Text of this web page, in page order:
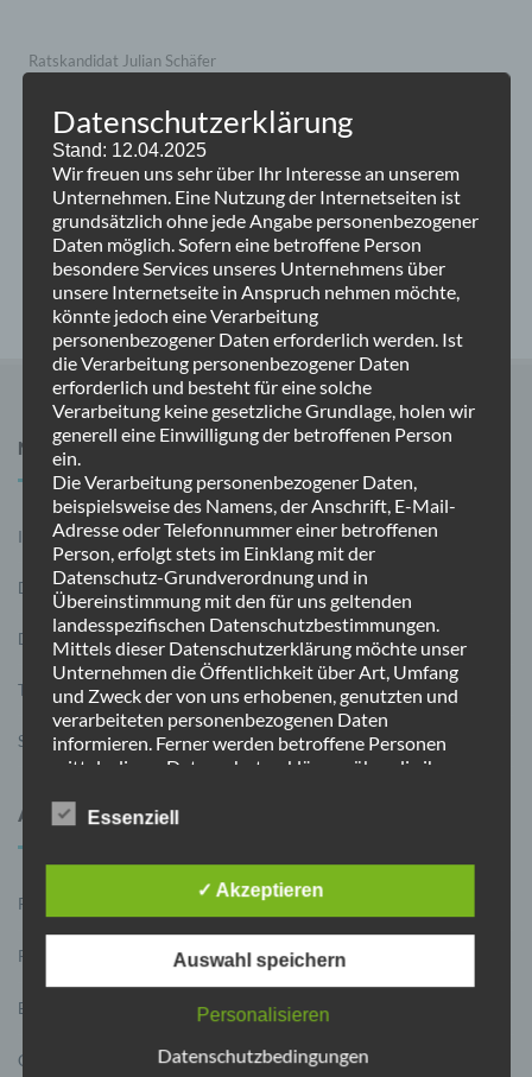
Ratskandidat Julian Schäfer
Ratskandidat Thilo Forkel
Bürgermeisterstammtisch mit Timo Kühn
CDU – AnsprechBAR
30. Sitzung der Bezirksvertretung Oppum-Linn
NAVIGATION
Impressum
Datenschutz
Datenlöschung
Termine
Sie schreiben uns
AKTUELLES IM ÜBERBLICK
Ratskandidat Julian Schäfer 7. August 2025
Ratskandidat Thilo Forkel 31. Juli 2025
Bürgermeisterstammtisch mit Timo Kühn 7. Juli 2025
CDU – AnsprechBAR 5. Mai 2025
Datenschutzerklärung
Stand: 12.04.2025
Wir freuen uns sehr über Ihr Interesse an unserem
Unternehmen. Eine Nutzung der Internetseiten ist
grundsätzlich ohne jede Angabe personenbezogener
Daten möglich. Sofern eine betroffene Person
besondere Services unseres Unternehmens über
unsere Internetseite in Anspruch nehmen möchte,
könnte jedoch eine Verarbeitung
personenbezogener Daten erforderlich werden. Ist
die Verarbeitung personenbezogener Daten
erforderlich und besteht für eine solche
Verarbeitung keine gesetzliche Grundlage, holen wir
generell eine Einwilligung der betroffenen Person
ein.
Die Verarbeitung personenbezogener Daten,
beispielsweise des Namens, der Anschrift, E-Mail-
Adresse oder Telefonnummer einer betroffenen
Person, erfolgt stets im Einklang mit der
Datenschutz-Grundverordnung und in
Übereinstimmung mit den für uns geltenden
landesspezifischen Datenschutzbestimmungen.
Mittels dieser Datenschutzerklärung möchte unser
Unternehmen die Öffentlichkeit über Art, Umfang
und Zweck der von uns erhobenen, genutzten und
verarbeiteten personenbezogenen Daten
informieren. Ferner werden betroffene Personen
mittels dieser Datenschutzerklärung über die ihnen
Wir haben als für die Verarbeitung Verantwortlicher
Maßnahmen umgesetzt, um einen möglichst
lückenlosen Schutz der über diese Internetseite
verarbeiteten personenbezogenen Daten
sicherzustellen. Dennoch können Internetbasierte
Datenübertragungen grundsätzlich
Schutz nicht gewährleistet werden kann. Aus diesem
Grund steht es jeder betroffenen Person frei,
personenbezogene Daten auch auf alternativen
Essenziell
✓ Akzeptieren
Auswahl speichern
Personalisieren
Datenschutzbedingungen